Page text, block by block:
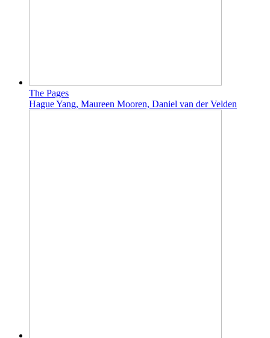
The Pages
Hague Yang, Maureen Mooren, Daniel van der Velden